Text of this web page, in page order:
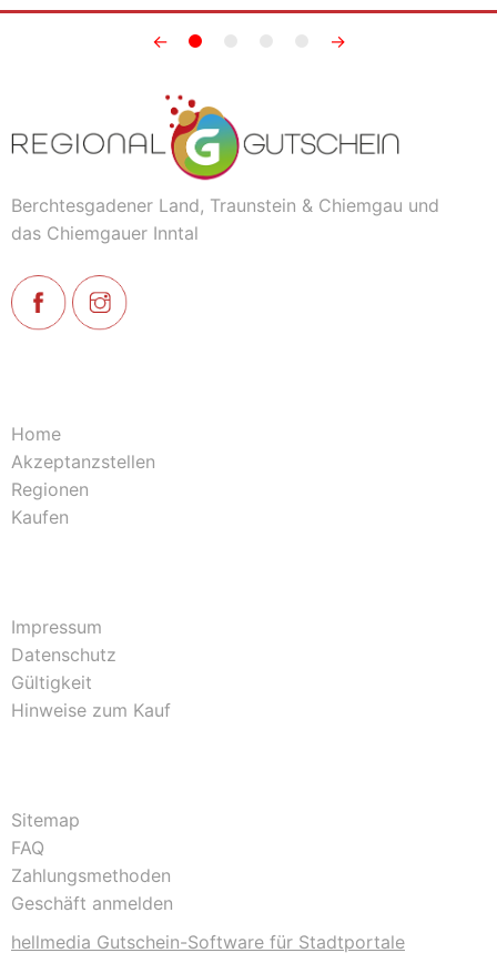
← →
Berchtesgadener Land, Traunstein & Chiemgau und
das Chiemgauer Inntal
Home
Akzeptanzstellen
Regionen
Kaufen
Impressum
Datenschutz
Gültigkeit
Hinweise zum Kauf
Sitemap
FAQ
Zahlungsmethoden
Geschäft anmelden
hellmedia Gutschein-Software für Stadtportale